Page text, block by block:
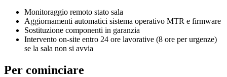
Monitoraggio remoto stato sala
Aggiornamenti automatici sistema operativo MTR e firmware
Sostituzione componenti in garanzia
Intervento on-site entro 24 ore lavorative (8 ore per urgenze)
se la sala non si avvia
Per cominciare